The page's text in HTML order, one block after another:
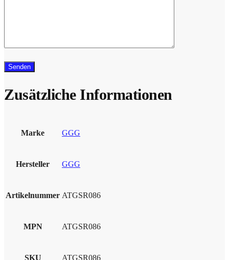
Zusätzliche Informationen
Marke GGG
Hersteller GGG
Artikelnummer ATGSR086
MPN ATGSR086
SKU ATGSR086